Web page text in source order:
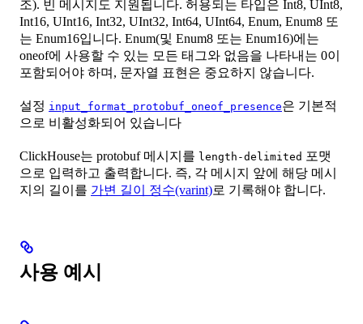
조). 빈 메시지도 지원됩니다. 허용되는 타입은 Int8, UInt8,
Int16, UInt16, Int32, UInt32, Int64, UInt64, Enum, Enum8 또
는 Enum16입니다. Enum(및 Enum8 또는 Enum16)에는
oneof에 사용할 수 있는 모든 태그와 없음을 나타내는 0이
포함되어야 하며, 문자열 표현은 중요하지 않습니다.
설정 input_format_protobuf_oneof_presence은 기본적
으로 비활성화되어 있습니다
ClickHouse는 protobuf 메시지를 length-delimited 포맷
으로 입력하고 출력합니다. 즉, 각 메시지 앞에 해당 메시
지의 길이를 가변 길이 정수(varint)로 기록해야 합니다.
사용 예시